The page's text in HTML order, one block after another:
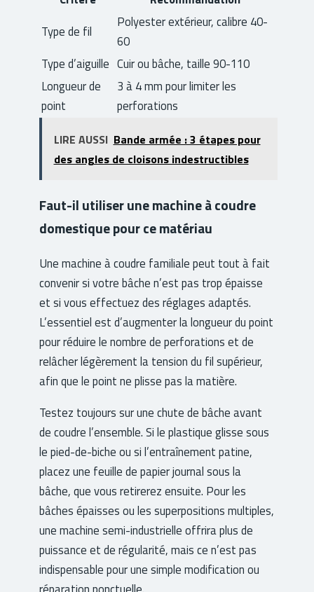
Type de fil
Polyester extérieur, calibre 40-
60
Type d’aiguille Cuir ou bâche, taille 90-110
Longueur de
point
3 à 4 mm pour limiter les
perforations
LIRE AUSSI Bande armée : 3 étapes pour
des angles de cloisons indestructibles
Faut-il utiliser une machine à coudre
domestique pour ce matériau
Une machine à coudre familiale peut tout à fait
convenir si votre bâche n’est pas trop épaisse
et si vous effectuez des réglages adaptés.
L’essentiel est d’augmenter la longueur du point
pour réduire le nombre de perforations et de
relâcher légèrement la tension du fil supérieur,
afin que le point ne plisse pas la matière.
Testez toujours sur une chute de bâche avant
de coudre l’ensemble. Si le plastique glisse sous
le pied-de-biche ou si l’entraînement patine,
placez une feuille de papier journal sous la
bâche, que vous retirerez ensuite. Pour les
bâches épaisses ou les superpositions multiples,
une machine semi-industrielle offrira plus de
puissance et de régularité, mais ce n’est pas
indispensable pour une simple modification ou